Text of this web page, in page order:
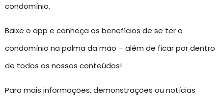
condomínio.
Baixe o app e conheça os benefícios de se ter o
condomínio na palma da mão – além de ficar por dentro
de todos os nossos conteúdos!
Para mais informações, demonstrações ou notícias